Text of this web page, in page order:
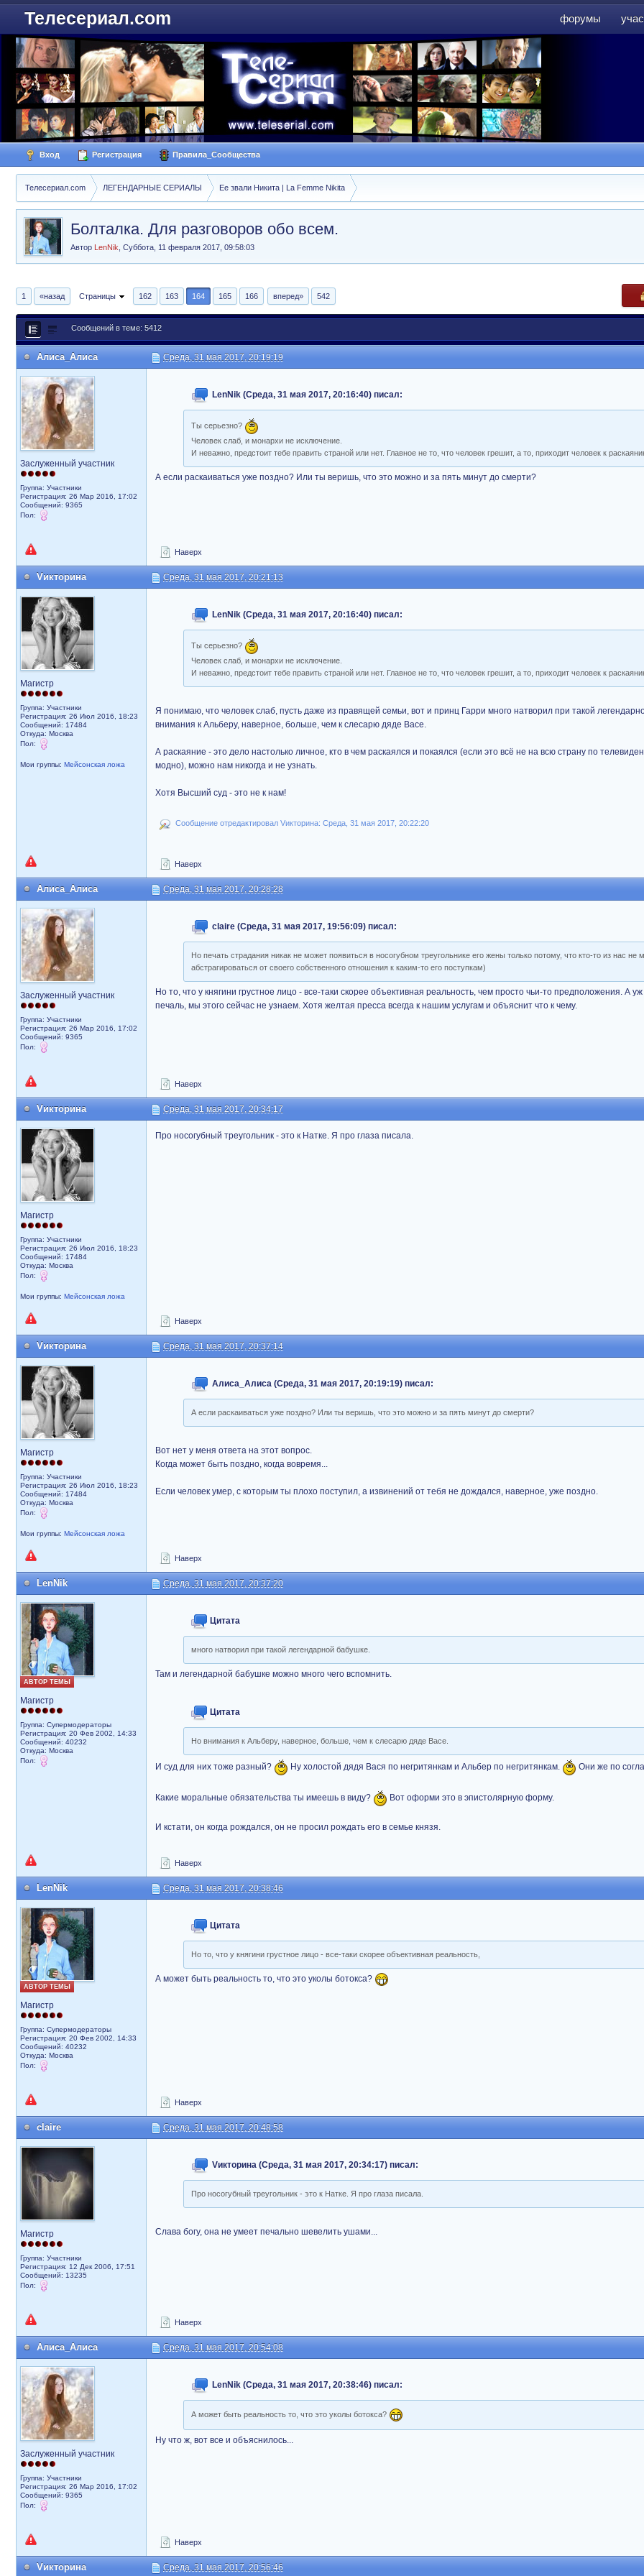
форумы
Телесериал.com
Вход Регистрация Правила_Сообщества
Телесериал.com ЛЕГЕНДАРНЫЕ СЕРИАЛЫ Ее звали Никита | La Femme Nikita
Болталка. Для разговоров обо всем.
Автор LenNik Суббота, 11 февраля 2017, 09:58:03
1 «назад Страницы 162 163 164 165 166 вперед» 542
Сообщений в теме: 5412
Алиса_Алиса Среда, 31 мая 2017, 20:19:19
Заслуженный участник
Группа: Участники
Регистрация: 26 Мар 2016, 17:02
Сообщений: 9365
Пол:
LenNik (Среда, 31 мая 2017, 20:16:40) писал:
Ты серьезно?
Человек слаб, и монархи не исключение.
И неважно, предстоит тебе править страной или нет. Главное не то, что человек грешит, а то, приходит человек к
А если раскаиваться уже поздно? Или ты веришь, что это можно и за пять минут до смерти?
Наверх
Vикторина Среда, 31 мая 2017, 20:21:13
Магистр
Группа: Участники
Регистрация: 26 Июл 2016, 18:23
Сообщений: 17484
Откуда: Москва
Пол:
Мои группы: Мейсонская ложа
LenNik (Среда, 31 мая 2017, 20:16:40) писал:
Ты серьезно?
Человек слаб, и монархи не исключение.
И неважно, предстоит тебе править страной или нет. Главное не то, что человек грешит, а то, приходит человек к
Я понимаю, что человек слаб, пусть даже из правящей семьи, вот и принц Гарри много натворил при такой
внимания к Альберу, наверное, больше, чем к слесарю дяде Васе.
А раскаяние - это дело настолько личное, кто в чем раскаялся и покаялся (если это всё не на всю страну по
модно), можно нам никогда и не узнать.
Хотя Высший суд - это не к нам!
Сообщение отредактировал Vикторина: Среда, 31 мая 2017, 20:22:20
Наверх
Алиса_Алиса Среда, 31 мая 2017, 20:28:28
Заслуженный участник
Группа: Участники
Регистрация: 26 Мар 2016, 17:02
Сообщений: 9365
Пол:
claire (Среда, 31 мая 2017, 19:56:09) писал:
Но печать страдания никак не может появиться в носогубном треугольнике его жены только потому, что кто-то из нас не
абстрагироваться от своего собственного отношения к каким-то его поступкам)
Но то, что у княгини грустное лицо - все-таки скорее объективная реальность, чем просто чьи-то предположения. А уж
печаль, мы этого сейчас не узнаем. Хотя желтая пресса всегда к нашим услугам и объяснит что к чему.
Наверх
Vикторина Среда, 31 мая 2017, 20:34:17
Магистр
Группа: Участники
Регистрация: 26 Июл 2016, 18:23
Сообщений: 17484
Откуда: Москва
Пол:
Мои группы: Мейсонская ложа
Про носогубный треугольник - это к Натке. Я про глаза писала.
Наверх
Vикторина Среда, 31 мая 2017, 20:37:14
Магистр
Группа: Участники
Регистрация: 26 Июл 2016, 18:23
Сообщений: 17484
Откуда: Москва
Пол:
Мои группы: Мейсонская ложа
Алиса_Алиса (Среда, 31 мая 2017, 20:19:19) писал:
А если раскаиваться уже поздно? Или ты веришь, что это можно и за пять минут до смерти?
Вот нет у меня ответа на этот вопрос.
Когда может быть поздно, когда вовремя...
Если человек умер, с которым ты плохо поступил, а извинений от тебя не дождался, наверное, уже поздно.
Наверх
LenNik Среда, 31 мая 2017, 20:37:20
АВТОР ТЕМЫ
Магистр
Группа: Супермодераторы
Регистрация: 20 Фев 2002, 14:33
Сообщений: 40232
Откуда: Москва
Пол:
Цитата
много натворил при такой легендарной бабушке.
Там и легендарной бабушке можно много чего вспомнить.
Цитата
Но внимания к Альберу, наверное, больше, чем к слесарю дяде Васе.
И суд для них тоже разный? Ну холостой дядя Вася по негритянкам и Альбер по негритянкам. Они же по
Какие моральные обязательства ты имеешь в виду? Вот оформи это в эпистолярную форму.
И кстати, он когда рождался, он не просил рождать его в семье князя.
Наверх
LenNik Среда, 31 мая 2017, 20:38:46
АВТОР ТЕМЫ
Магистр
Группа: Супермодераторы
Регистрация: 20 Фев 2002, 14:33
Сообщений: 40232
Откуда: Москва
Пол:
Цитата
Но то, что у княгини грустное лицо - все-таки скорее объективная реальность,
А может быть реальность то, что это уколы ботокса?
Наверх
claire Среда, 31 мая 2017, 20:48:58
Магистр
Группа: Участники
Регистрация: 12 Дек 2006, 17:51
Сообщений: 13235
Пол:
Vикторина (Среда, 31 мая 2017, 20:34:17) писал:
Про носогубный треугольник - это к Натке. Я про глаза писала.
Слава богу, она не умеет печально шевелить ушами...
Наверх
Алиса_Алиса Среда, 31 мая 2017, 20:54:08
Заслуженный участник
Группа: Участники
Регистрация: 26 Мар 2016, 17:02
Сообщений: 9365
Пол:
LenNik (Среда, 31 мая 2017, 20:38:46) писал:
А может быть реальность то, что это уколы ботокса?
Ну что ж, вот все и объяснилось...
Наверх
Vикторина Среда, 31 мая 2017, 20:56:46